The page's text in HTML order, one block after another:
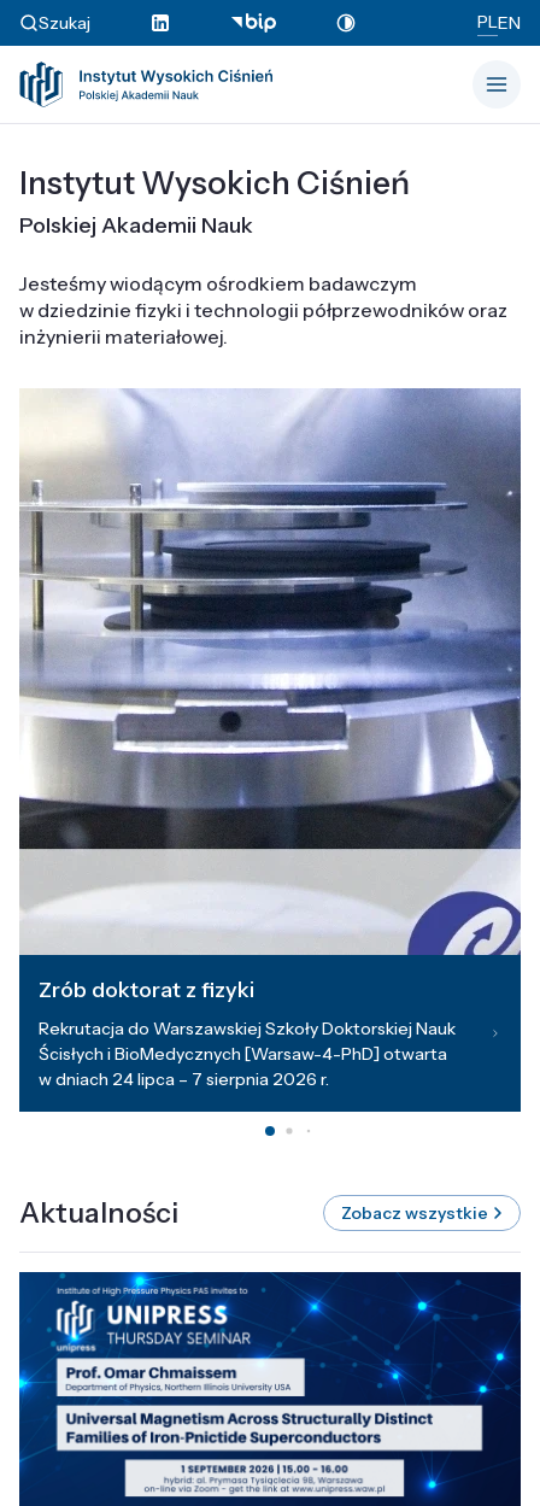
Szukaj PLEN
Instytut Wysokich Ciśnień
Polskiej Akademii Nauk
Jesteśmy wiodącym ośrodkiem badawczym
w dziedzinie fizyki i technologii półprzewodników oraz
inżynierii materiałowej.
Zrób doktorat z fizyki
Rekrutacja do Warszawskiej Szkoły Doktorskiej Nauk
Ścisłych i BioMedycznych [Warsaw-4-PhD] otwarta
w dniach 24 lipca – 7 sierpnia 2026 r.
Aktualności Zobacz wszystkie